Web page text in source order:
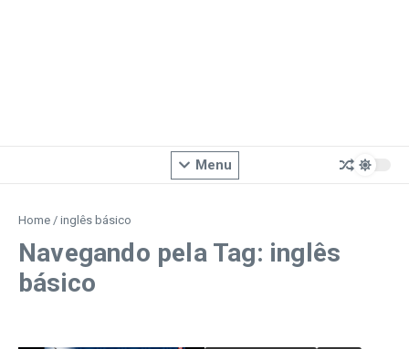
Menu
Home / inglês básico
Navegando pela Tag: inglês
básico